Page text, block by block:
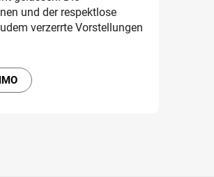
und der respektlose
verzerrte Vorstellungen